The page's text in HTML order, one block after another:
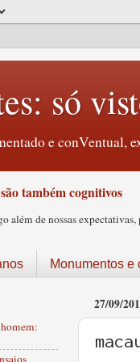
só
e conVentual,
também cognitivos
além de nossas
Monumentos e
27/09/